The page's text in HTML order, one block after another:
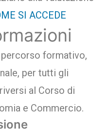
SI ACCEDE
formativo,
per tutti gli
al Corso di
e Commercio.